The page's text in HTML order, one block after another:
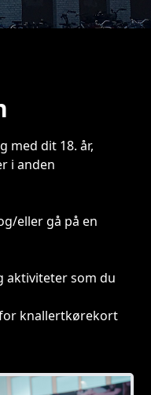
med dit 18. år,
i anden
eller gå på en
aktiviteter som du
knallertkørekort